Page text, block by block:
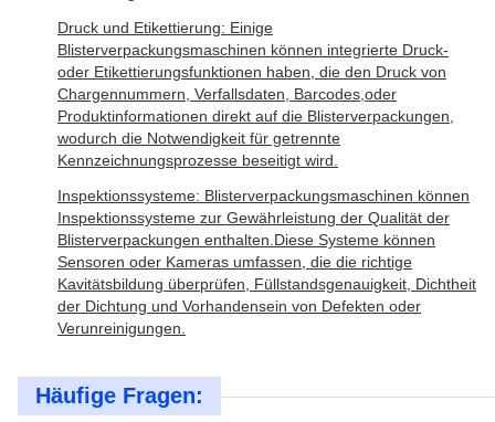
Druck und Etikettierung: Einige
Blisterverpackungsmaschinen können integrierte Druck-
oder Etikettierungsfunktionen haben, die den Druck von
Chargennummern, Verfallsdaten, Barcodes,oder
Produktinformationen direkt auf die Blisterverpackungen,
wodurch die Notwendigkeit für getrennte
Kennzeichnungsprozesse beseitigt wird.
Inspektionssysteme: Blisterverpackungsmaschinen können
Inspektionssysteme zur Gewährleistung der Qualität der
Blisterverpackungen enthalten.Diese Systeme können
Sensoren oder Kameras umfassen, die die richtige
Kavitätsbildung überprüfen, Füllstandsgenauigkeit, Dichtheit
der Dichtung und Vorhandensein von Defekten oder
Verunreinigungen.
Häufige Fragen: